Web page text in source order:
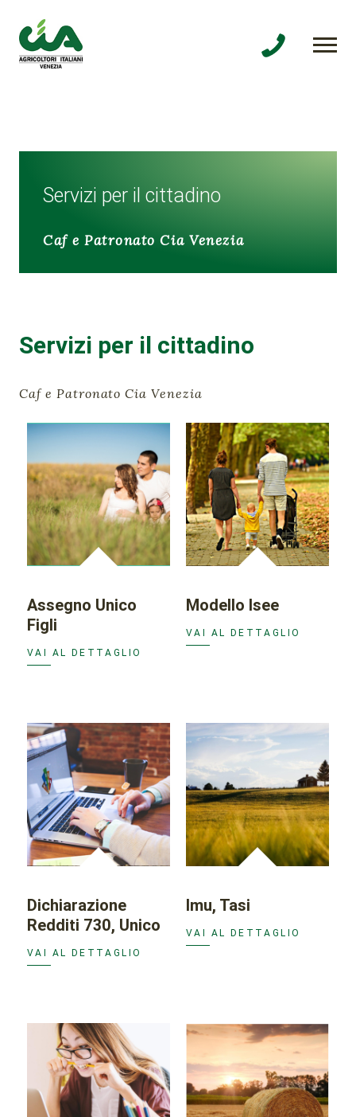
Servizi per il cittadino
Caf e Patronato Cia Venezia
Servizi per il cittadino
Caf e Patronato Cia Venezia
Assegno Unico
Figli
VAI AL DETTAGLIO
Modello Isee
VAI AL DETTAGLIO
Dichiarazione
Redditi 730, Unico
VAI AL DETTAGLIO
Imu, Tasi
VAI AL DETTAGLIO